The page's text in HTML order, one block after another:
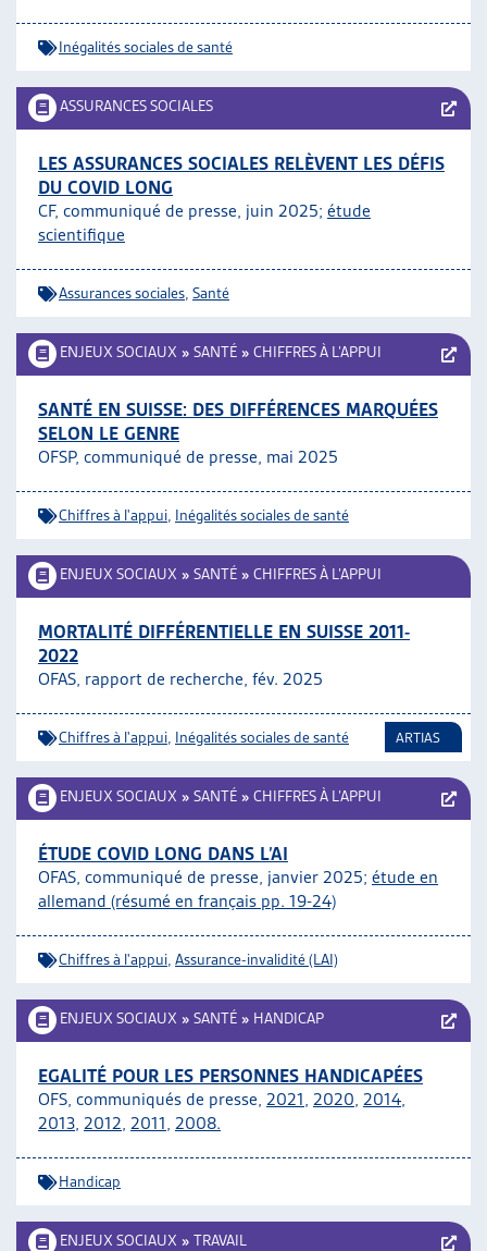
Inégalités sociales de santé
ASSURANCES SOCIALES
LES ASSURANCES SOCIALES RELÈVENT LES DÉFIS
DU COVID LONG
CF, communiqué de presse, juin 2025; étude
scientifique
Assurances sociales Santé
ENJEUX SOCIAUX » SANTÉ » CHIFFRES À L’APPUI
SANTÉ EN SUISSE: DES DIFFÉRENCES MARQUÉES
SELON LE GENRE
OFSP, communiqué de presse, mai 2025
Chiffres à l'appui Inégalités sociales de santé
ENJEUX SOCIAUX » SANTÉ » CHIFFRES À L’APPUI
MORTALITÉ DIFFÉRENTIELLE EN SUISSE 2011-
2022
OFAS, rapport de recherche, fév. 2025
Chiffres à l'appui Inégalités sociales de santé ARTIAS
ENJEUX SOCIAUX » SANTÉ » CHIFFRES À L’APPUI
ÉTUDE COVID LONG DANS L’AI
OFAS, communiqué de presse, janvier 2025; étude en
allemand (résumé en français pp. 19-24)
Chiffres à l'appui Assurance-invalidité (LAI)
ENJEUX SOCIAUX » SANTÉ » HANDICAP
EGALITÉ POUR LES PERSONNES HANDICAPÉES
OFS, communiqués de presse, 2021, 2020, 2014,
2013, 2012, 2011, 2008.
Handicap
ENJEUX SOCIAUX » TRAVAIL